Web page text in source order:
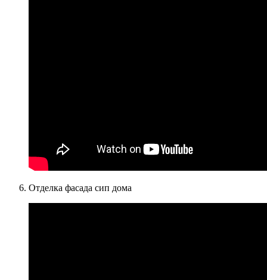
Отделка фасада сип дома